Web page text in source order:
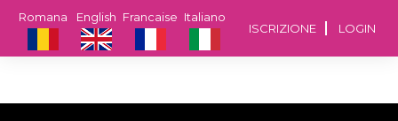
ISCRIZIONE LOGIN
Italiano
Francaise
English
Romana